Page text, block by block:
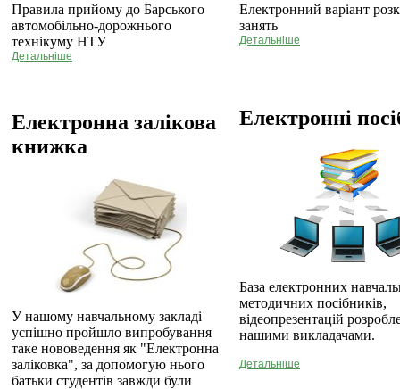
Правила прийому до Барського
автомобільно-дорожнього
технікуму НТУ
Детальніше
Електронна залікова
книжка
У нашому навчальному закладі
успішно пройшло випробування
таке нововедення як "Електронна
заліковка", за допомогую нього
батьки студентів завжди були
Електронний варіант
занять
Детальніше
Електронні
База електронних
методичних посібників,
відеопрезентацій
нашими викладачами.
Детальніше